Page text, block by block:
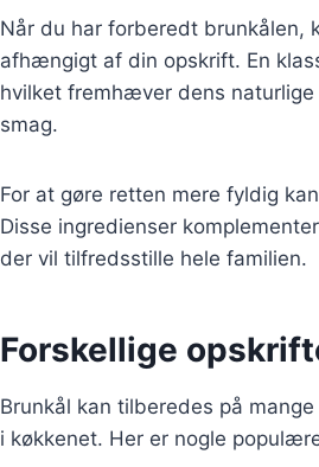
Når du har forberedt
afhængigt af din opskrift. En
hvilket fremhæver dens
smag.
For at gøre retten mere fyldig
Disse ingredienser
der vil tilfredsstille hele familien.
Forskellige
Brunkål kan tilberedes på
i køkkenet. Her er nogle